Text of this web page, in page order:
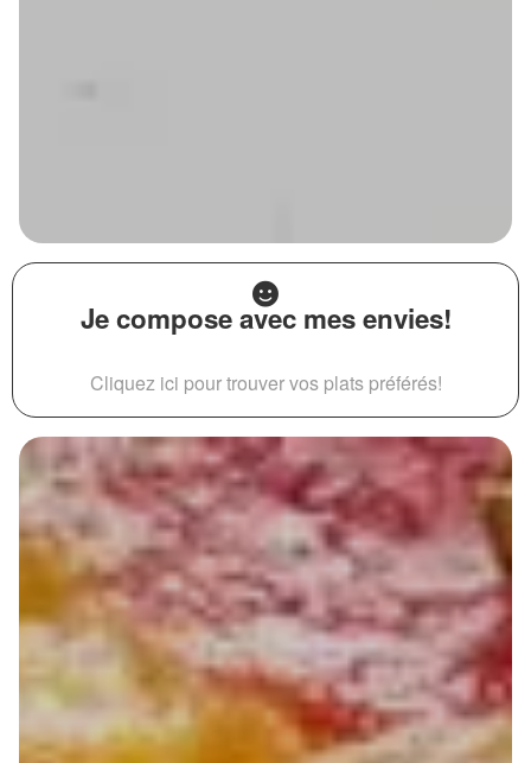
Je compose avec mes envies!
Cliquez ici pour trouver vos plats préférés!